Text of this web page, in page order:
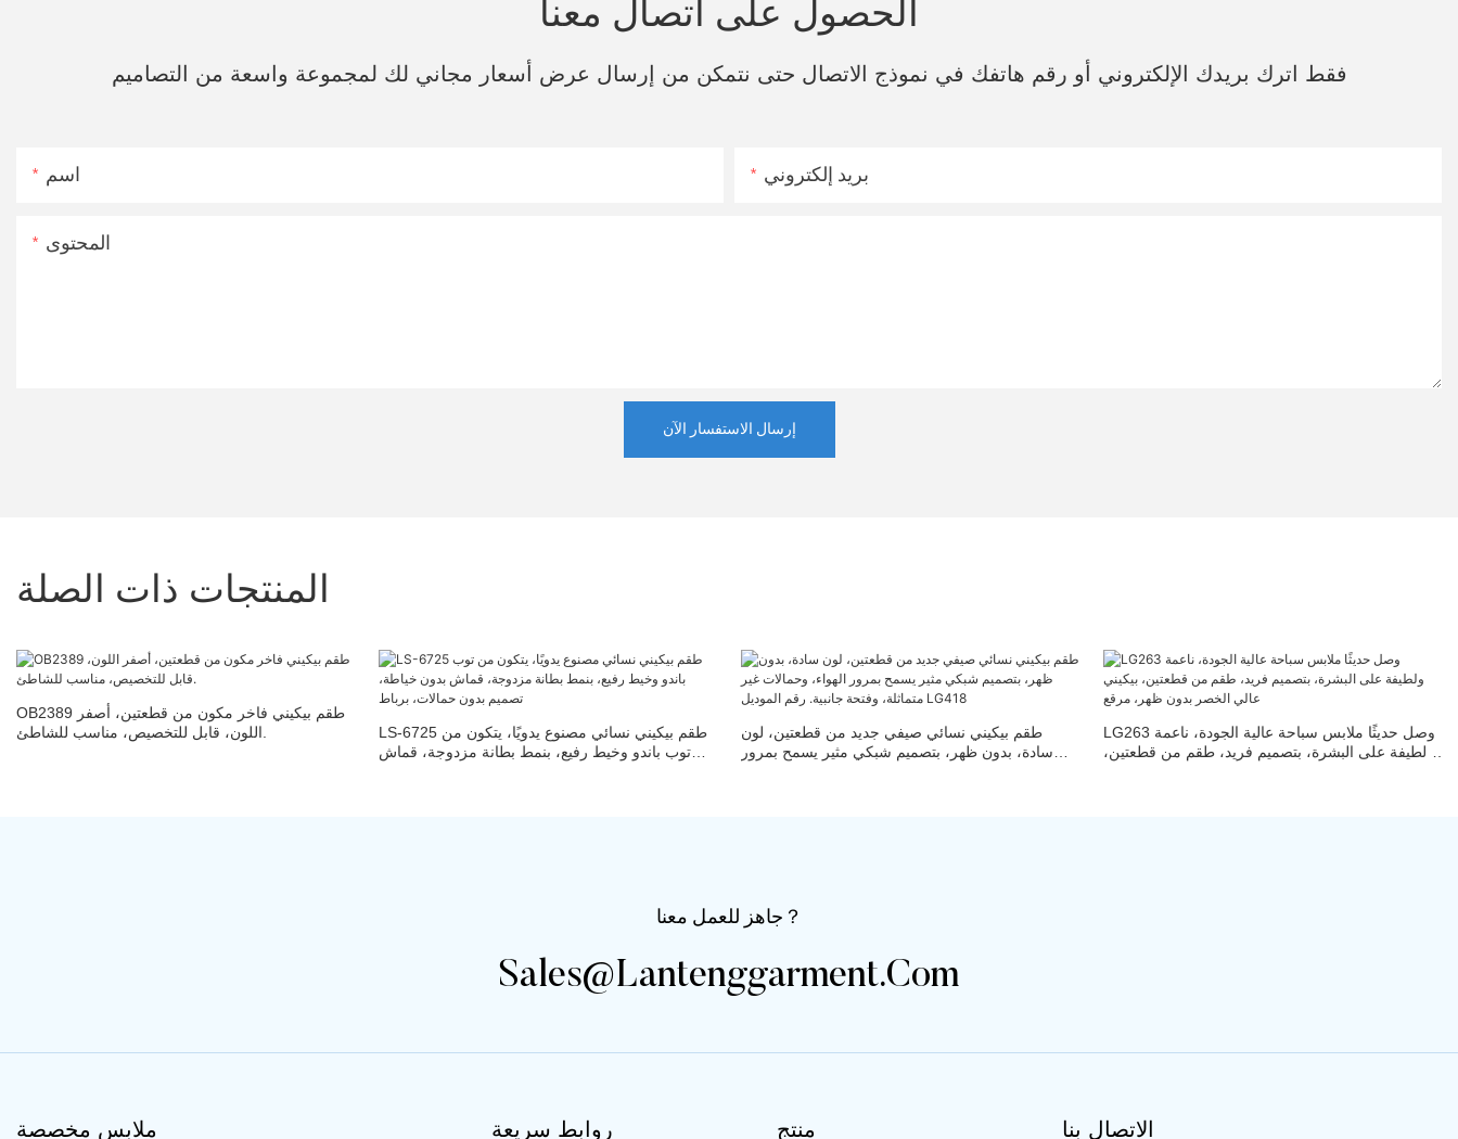
الحصول على اتصال معنا
فقط اترك بريدك الإلكتروني أو رقم هاتفك في نموذج الاتصال حتى نتمكن من إرسال عرض أسعار مجاني لك لمجموعة واسعة من التصاميم
اسم بريد إلكتروني
المحتوى
إرسال الاستفسار الآن
المنتجات ذات الصلة
OB2389 طقم بيكيني فاخر مكون من قطعتين، أصفر
اللون، قابل للتخصيص، مناسب للشاطئ.
LS-6725 طقم بيكيني نسائي مصنوع يدويًا، يتكون من
توب باندو وخيط رفيع، بنمط بطانة مزدوجة، قماش
طقم بيكيني نسائي صيفي جديد من قطعتين، لون
سادة، بدون ظهر، بتصميم شبكي مثير يسمح بمرور
LG263 وصل حديثًا ملابس سباحة عالية الجودة، ناعمة
ولطيفة على البشرة، بتصميم فريد، طقم من قطعتين،
جاهز للعمل معنا？
Sales@lantenggarment.com
ملابس مخصصة روابط سريعة منتج الاتصال بنا